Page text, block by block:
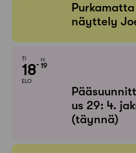
näyttely
TI
18
ELO
KE
19
us 29: 4.
(täynnä)